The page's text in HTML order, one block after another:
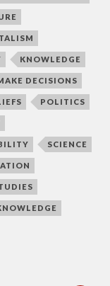
KNOWLEDGE
DECISIONS
POLITICS
SCIENCE